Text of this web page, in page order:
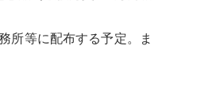
所等に配布する予定。ま